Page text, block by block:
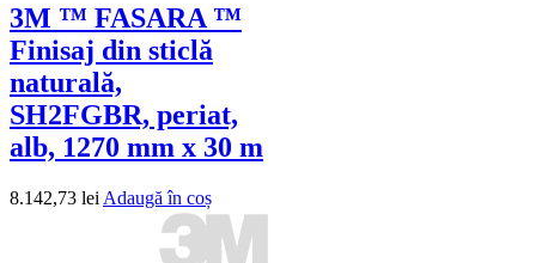
3M ™ FASARA ™
Finisaj din sticlă
naturală,
SH2FGBR, periat,
alb, 1270 mm x 30 m
8.142,73 lei Adaugă în coș